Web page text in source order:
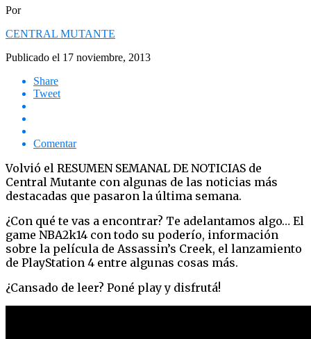
Por
CENTRAL MUTANTE
Publicado el 17 noviembre, 2013
Share
Tweet
Comentar
Volvió el RESUMEN SEMANAL DE NOTICIAS de
Central Mutante con algunas de las noticias más
destacadas que pasaron la última semana.
¿Con qué te vas a encontrar? Te adelantamos algo… El
game NBA2k14 con todo su poderío, información
sobre la película de Assassin’s Creek, el lanzamiento
de PlayStation 4 entre algunas cosas más.
¿Cansado de leer? Poné play y disfrutá!